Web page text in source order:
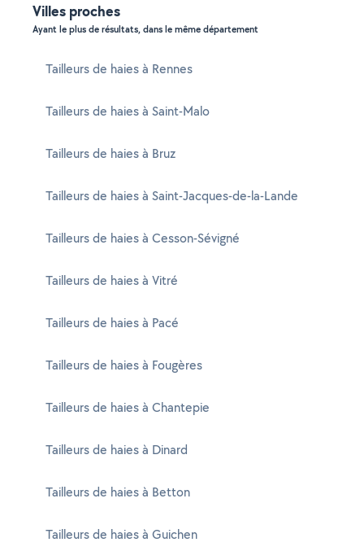
Villes proches
Ayant le plus de résultats, dans le même département
Tailleurs de haies à Rennes
Tailleurs de haies à Saint-Malo
Tailleurs de haies à Bruz
Tailleurs de haies à Saint-Jacques-de-la-Lande
Tailleurs de haies à Cesson-Sévigné
Tailleurs de haies à Vitré
Tailleurs de haies à Pacé
Tailleurs de haies à Fougères
Tailleurs de haies à Chantepie
Tailleurs de haies à Dinard
Tailleurs de haies à Betton
Tailleurs de haies à Guichen